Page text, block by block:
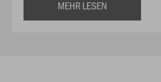
MEHR LESEN